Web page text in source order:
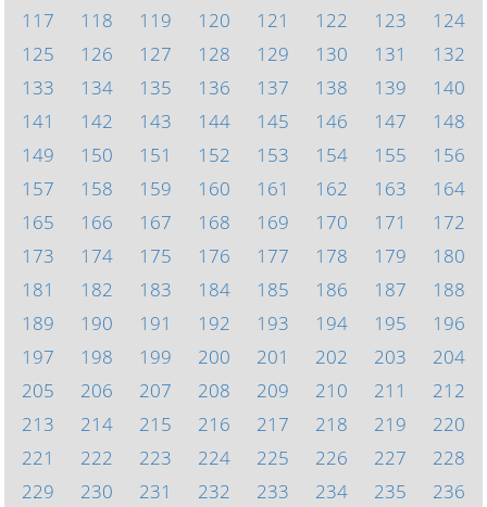
117
118 119 120 121 122 123
124
125
126 127 128 129 130 131
132
133
134 135 136 137 138 139
140
141
142 143 144 145 146 147
148
149
150 151 152 153 154 155
156
157
158 159 160 161 162 163
164
165
166 167 168 169 170 171
172
173
174 175 176 177 178 179
180
181
182 183 184 185 186 187
188
189
190 191 192 193 194 195
196
197
198 199 200 201 202 203
204
205
206 207 208 209 210 211
212
213
214 215 216 217 218 219
220
221
222 223 224 225 226 227
228
229
230 231 232 233 234 235
236